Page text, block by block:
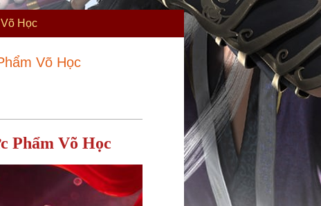
Học
Võ Học
Phẩm Võ Học